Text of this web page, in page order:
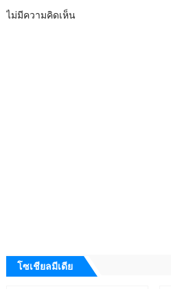
ไม่มีความคิดเห็น
โซเชียลมีเดีย